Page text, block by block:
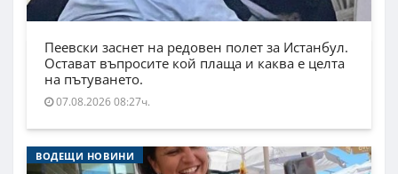
Пеевски заснет на редовен полет за Истанбул.
Остават въпросите кой плаща и каква е целта
на пътуването.
07.08.2026 08:27ч.
ВОДЕЩИ НОВИНИ